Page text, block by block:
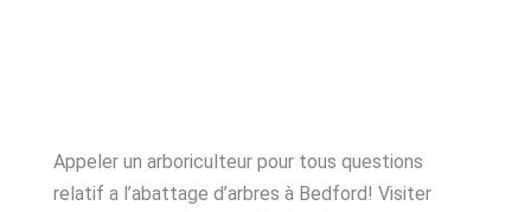
Appeler un arboriculteur pour tous questions
relatif a l’abattage d’arbres à Bedford! Visiter